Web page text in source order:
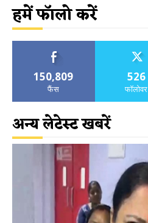
हमें फॉलो करें
150,809
फैंस
526
फॉलोवर
अन्य लेटेस्ट खबरें